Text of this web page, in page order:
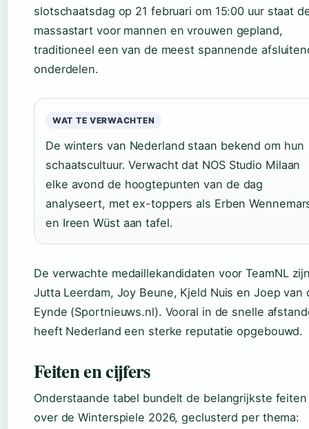
slotschaatsdag op 21 februari om 15:00 uur staat
massastart voor mannen en vrouwen gepland,
traditioneel een van de meest spannende
onderdelen.
WAT TE VERWACHTEN
De winters van Nederland staan bekend om hun
schaatscultuur. Verwacht dat NOS Studio Milaan
elke avond de hoogtepunten van de dag
analyseert, met ex-toppers als Erben
en Ireen Wüst aan tafel.
De verwachte medaillekandidaten voor TeamNL
Jutta Leerdam, Joy Beune, Kjeld Nuis en Joep van
Eynde (Sportnieuws.nl). Vooral in de snelle
heeft Nederland een sterke reputatie opgebouwd.
Feiten en cijfers
Onderstaande tabel bundelt de belangrijkste feiten
over de Winterspiele 2026, geclusterd per thema: